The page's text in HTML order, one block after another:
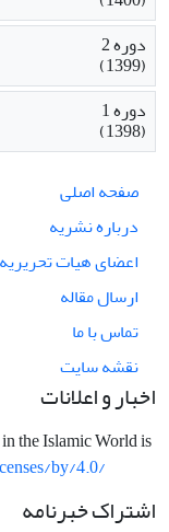
دوره 2
(1399)
دوره 1
(1398)
صفحه اصلی
درباره نشریه
اعضای هیات تحریریه
ارسال مقاله
تماس با ما
نقشه سایت
اخبار و اعلانات
the Islamic World is
by/4.0/
اشتراک خبرنامه